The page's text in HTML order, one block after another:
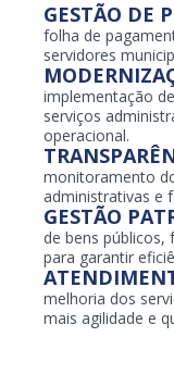
GESTÃO DE
folha de
servidores
implementação
serviços
operacional.
monitoramento
administrativas e
GESTÃO
de bens
para garantir
melhoria dos
mais agilidade e